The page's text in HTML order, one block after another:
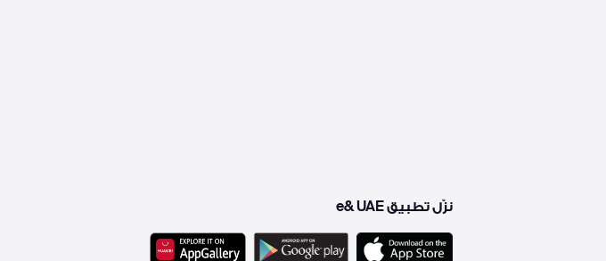
نزّل تطبيق e& UAE